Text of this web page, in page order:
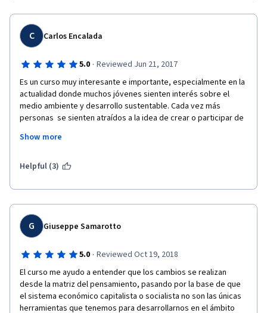
C Carlos Encalada
5.0 · Reviewed Jun 21, 2017
Es un curso muy interesante e importante, especialmente en la
actualidad donde muchos jóvenes sienten interés sobre el
medio ambiente y desarrollo sustentable. Cada vez más
personas  se sienten atraídos a la idea de crear o participar de
donde prime el bien común o el beneficio en comunidad por
Show more
Helpful (3)
G Giuseppe Samarotto
5.0 · Reviewed Oct 19, 2018
El curso me ayudo a entender que los cambios se realizan
desde la matriz del pensamiento, pasando por la base de que
el sistema económico capitalista o socialista no son las únicas
herramientas que tenemos para desarrollarnos en el ámbito